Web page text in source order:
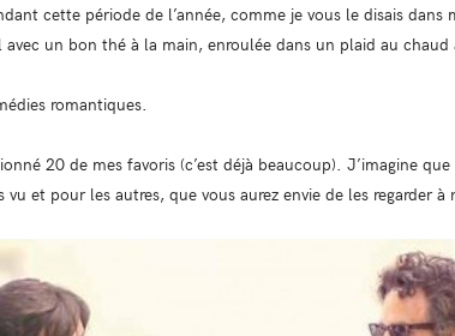
cette période de l’année, comme je vous le disais dans
avec un bon thé à la main, enroulée dans un plaid au
romantiques.
20 de mes favoris (c’est déjà beaucoup). J’imagine
vu et pour les autres, que vous aurez envie de les regarder à